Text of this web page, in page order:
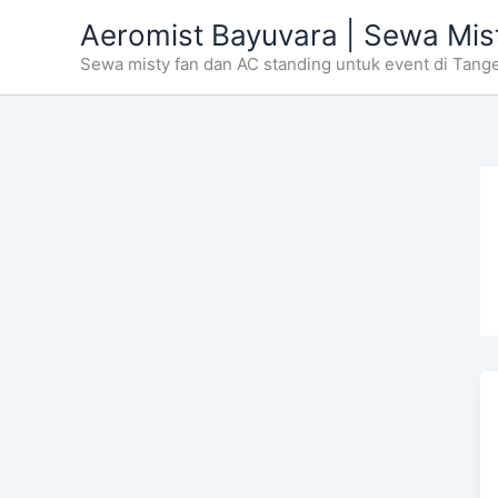
Aeromist Bayuvara | Sewa
Sewa misty fan dan AC standing untuk event di